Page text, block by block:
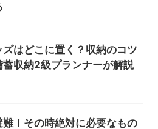
ズはどこに置く？収納のコツ
蓄収納2級プランナーが解説
難！その時絶対に必要なもの